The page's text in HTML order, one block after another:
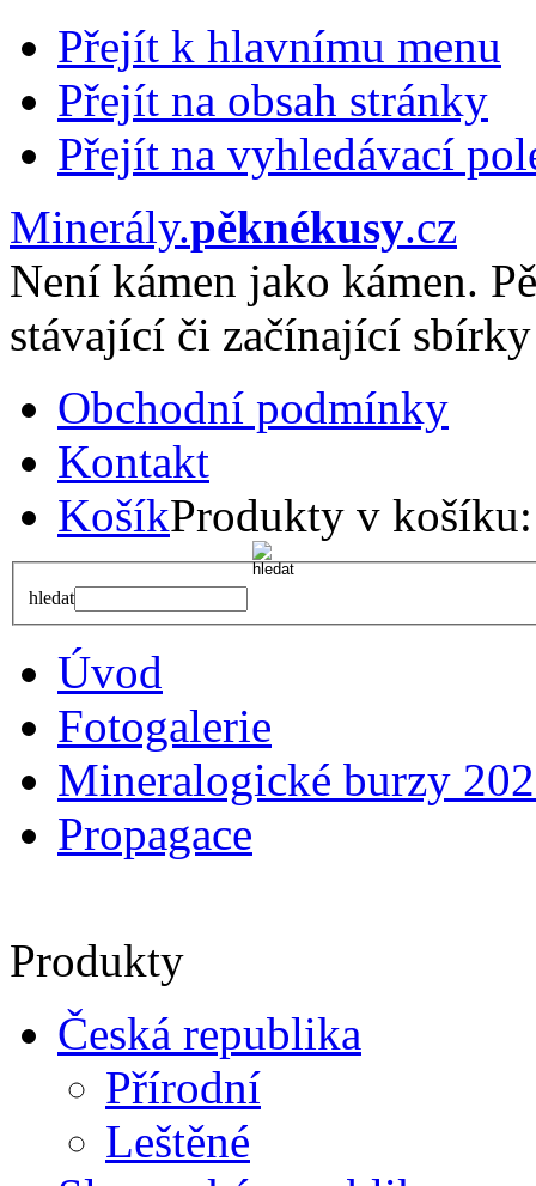
Přejít k hlavnímu menu
Přejít na obsah stránky
Přejít na vyhledávací
Minerály.pěknékusy.cz
Není kámen jako kámen.
stávající či začínající
Obchodní podmínky
Kontakt
KošíkProdukty v
hledat
Úvod
Fotogalerie
Mineralogické burzy
Propagace
Produkty
Česká republika
Přírodní
Leštěné